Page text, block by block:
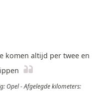
komen altijd per twee en
Opel - Afgelegde kilometers: